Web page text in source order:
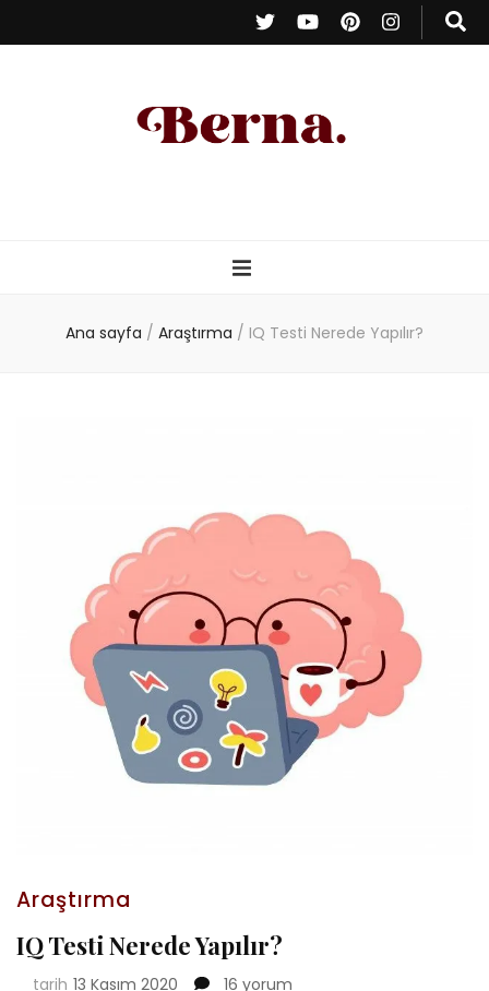
– Kişisel Blog
Ana sayfa / Araştırma / IQ Testi Nerede Yapılır?
Araştırma
IQ Testi Nerede Yapılır?
tarih 13 Kasım 2020
IQ
16 yorum